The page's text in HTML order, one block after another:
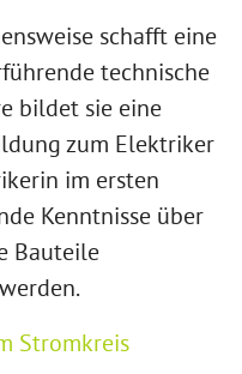
schafft eine
technische
bildet sie eine
zum Elektriker
im ersten
Kenntnisse über
Bauteile
Stromkreis